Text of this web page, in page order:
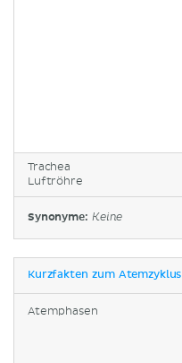
Trachea
Luftröhre
Synonyme: Keine
Kurzfakten zum Atemzyklus
Atemphasen